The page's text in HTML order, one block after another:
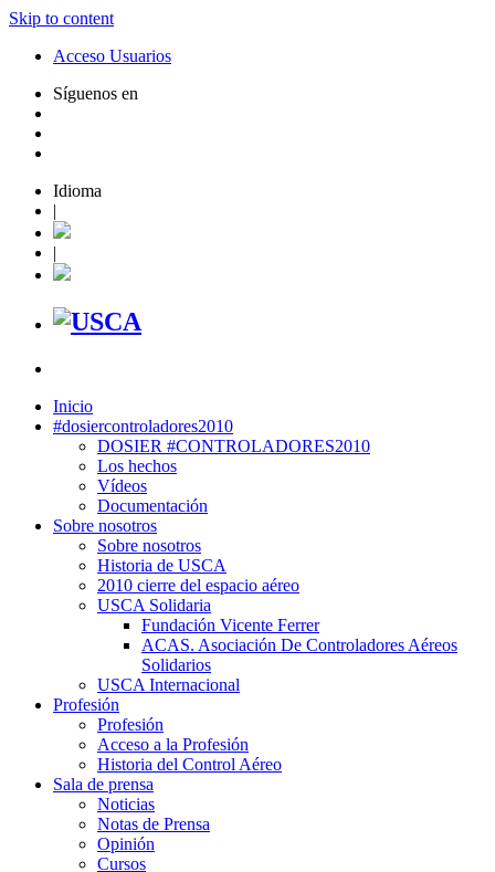
Skip to content
Acceso Usuarios
Síguenos en
Idioma
|
|
Inicio
#dosiercontroladores2010
DOSIER #CONTROLADORES2010
Los hechos
Vídeos
Documentación
Sobre nosotros
Sobre nosotros
Historia de USCA
2010 cierre del espacio aéreo
USCA Solidaria
Fundación Vicente Ferrer
ACAS. Asociación De Controladores Aéreos
Solidarios
USCA Internacional
Profesión
Profesión
Acceso a la Profesión
Historia del Control Aéreo
Sala de prensa
Noticias
Notas de Prensa
Opinión
Cursos